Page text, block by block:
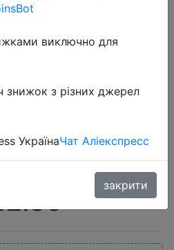
3D стерео
виключно для
знижок з різних джерел
УкраїнаЧат Аліекспресс
закрити